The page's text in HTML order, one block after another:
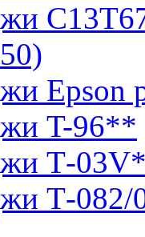
Epson
T-96**
Т-
Т-